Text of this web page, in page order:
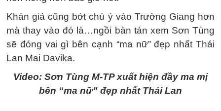
Khán giả cũng bớt chú ý vào Trường Giang hơn
mà thay vào đó là…ngồi bàn tán xem Sơn Tùng
sẽ đóng vai gì bên cạnh “ma nữ” đẹp nhất Thái
Lan Mai Davika.
Video: Sơn Tùng M-TP xuất hiện đầy ma mị
bên “ma nữ” đẹp nhất Thái Lan